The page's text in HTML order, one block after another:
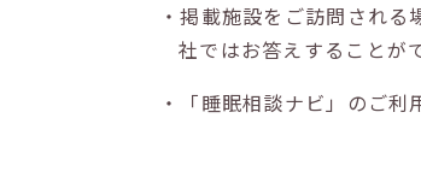
・掲載施設をご訪問され
社ではお答えすることが
・「睡眠相談ナビ」のご